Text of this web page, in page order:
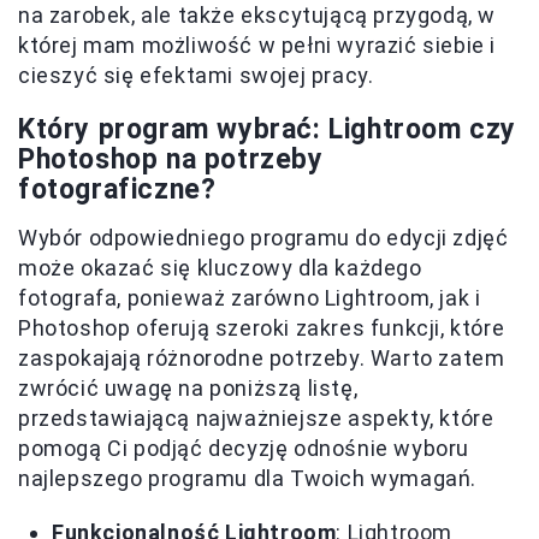
na zarobek, ale także ekscytującą przygodą, w
której mam możliwość w pełni wyrazić siebie i
cieszyć się efektami swojej pracy.
Który program wybrać: Lightroom czy
Photoshop na potrzeby
fotograficzne?
Wybór odpowiedniego programu do edycji zdjęć
może okazać się kluczowy dla każdego
fotografa, ponieważ zarówno Lightroom, jak i
Photoshop oferują szeroki zakres funkcji, które
zaspokajają różnorodne potrzeby. Warto zatem
zwrócić uwagę na poniższą listę,
przedstawiającą najważniejsze aspekty, które
pomogą Ci podjąć decyzję odnośnie wyboru
najlepszego programu dla Twoich wymagań.
Funkcjonalność Lightroom: Lightroom